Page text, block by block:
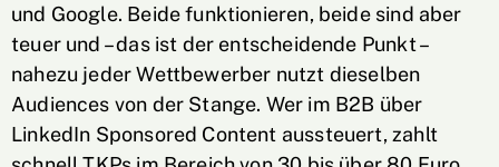
und Google. Beide funktionieren, beide sind aber
teuer und – das ist der entscheidende Punkt –
nahezu jeder Wettbewerber nutzt dieselben
Audiences von der Stange. Wer im B2B über
LinkedIn Sponsored Content aussteuert, zahlt